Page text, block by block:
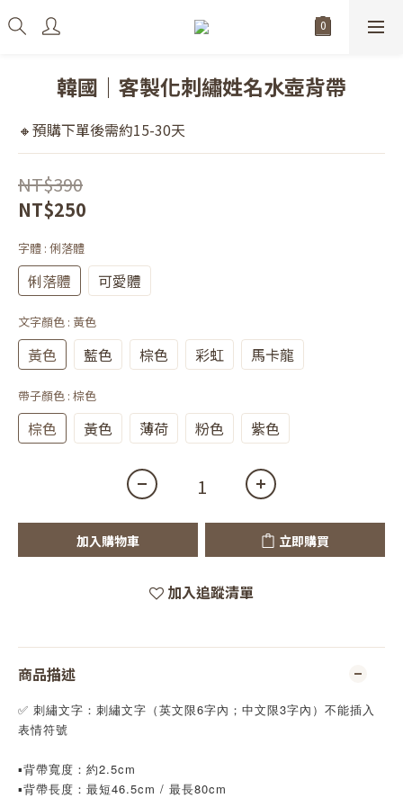
韓國｜客製化刺繡姓名水壺背帶
🔸預購下單後需約15-30天
NT$390
NT$250
字體 : 俐落體
俐落體 可愛體
文字顏色 : 黃色
黃色 藍色 棕色 彩虹 馬卡龍
帶子顏色 : 棕色
棕色 黃色 薄荷 粉色 紫色
加入購物車 立即購買
加入追蹤清單
商品描述
✅ 刺繡文字：刺繡文字（英文限6字內；中文限3字內）不能插入
表情符號
▪️背帶寬度：約2.5cm
▪️背帶長度：最短46.5cm / 最長80cm